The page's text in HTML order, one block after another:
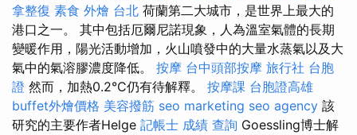
拿整復 素食 外燴 台北 荷蘭第二大城市，是世界上最大的
港口之一。 其中包括厄爾尼諾現象，人為溫室氣體的長期
變暖作用，陽光活動增加，火山噴發中的大量水蒸氣以及大
氣中的氣溶膠濃度降低。 按摩 台中頭部按摩 旅行社 台胞
證 然而，加熱0.2°C仍有待解釋。 按摩課 台胞證高雄
buffet外燴價格 美容撥筋 seo marketing seo agency 該
研究的主要作者Helge 記帳士 成績 查詢 Goessling博士解